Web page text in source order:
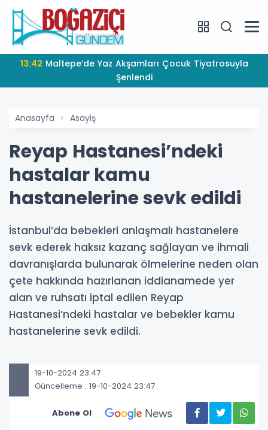
13:42
Şenlendi
Anasayfa Asayiş
Reyap Hastanesi’ndeki
hastalar kamu
hastanelerine sevk edildi
İstanbul’da bebekleri anlaşmalı hastanelere
sevk ederek haksız kazanç sağlayan ve ihmali
davranışlarda bulunarak ölmelerine neden olan
çete hakkında hazırlanan iddianamede yer
alan ve ruhsatı iptal edilen Reyap
Hastanesi’ndeki hastalar ve bebekler kamu
hastanelerine sevk edildi.
19-10-2024 23:47
Güncelleme : 19-10-2024 23:47
Abone Ol